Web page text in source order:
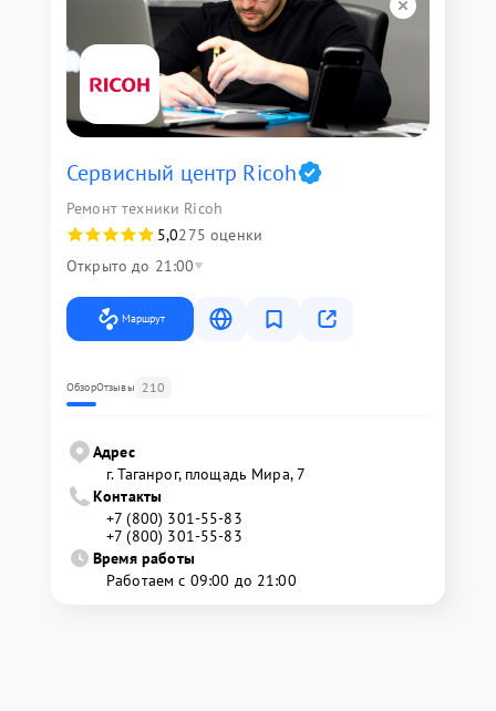
Сервисный центр Ricoh
Ремонт техники Ricoh
5,0275 оценки
Открыто до 21:00
Маршрут
ОбзорОтзывы 210
Адрес
г. Таганрог, площадь Мира, 7
Контакты
+7 (800) 301-55-83
+7 (800) 301-55-83
Время работы
Работаем с 09:00 до 21:00